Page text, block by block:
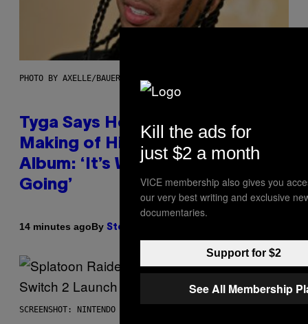
PHOTO BY AXELLE/BAUER-GRIFFIN/FILMMAGIC
Tyga Says He Used AI in the
Making of His New ‘$tarface’
Album: ‘It’s Where Technology Is
Going’
14 minutes agoBy Stephen Andrew Galiher
SCREENSHOT: NINTENDO
Kill the ads for
just $2 a month
VICE membership also gives you
our very best writing and exclusive
documentaries.
Support for $2
See All Membership